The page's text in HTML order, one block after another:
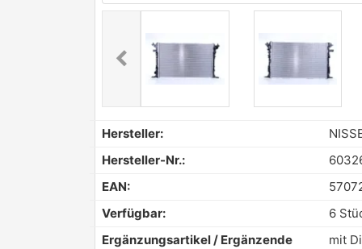
chevron_leftPrevious
Hersteller:
Hersteller-Nr.:
EAN:
Verfügbar:
6
Ergänzungsartikel / Ergänzende
mit